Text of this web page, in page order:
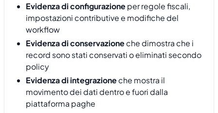
Evidenza di configurazioneper regole fiscali,
impostazioni contributive e modifiche del
workflow
Evidenza di conservazioneche dimostra che i
record sono stati conservati o eliminati secondo
policy
Evidenza di integrazioneche mostra il
movimento dei dati dentro e fuori dalla
piattaforma paghe